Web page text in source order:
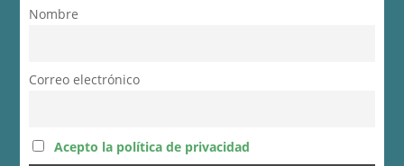
Nombre
Correo electrónico
Acepto la política de privacidad